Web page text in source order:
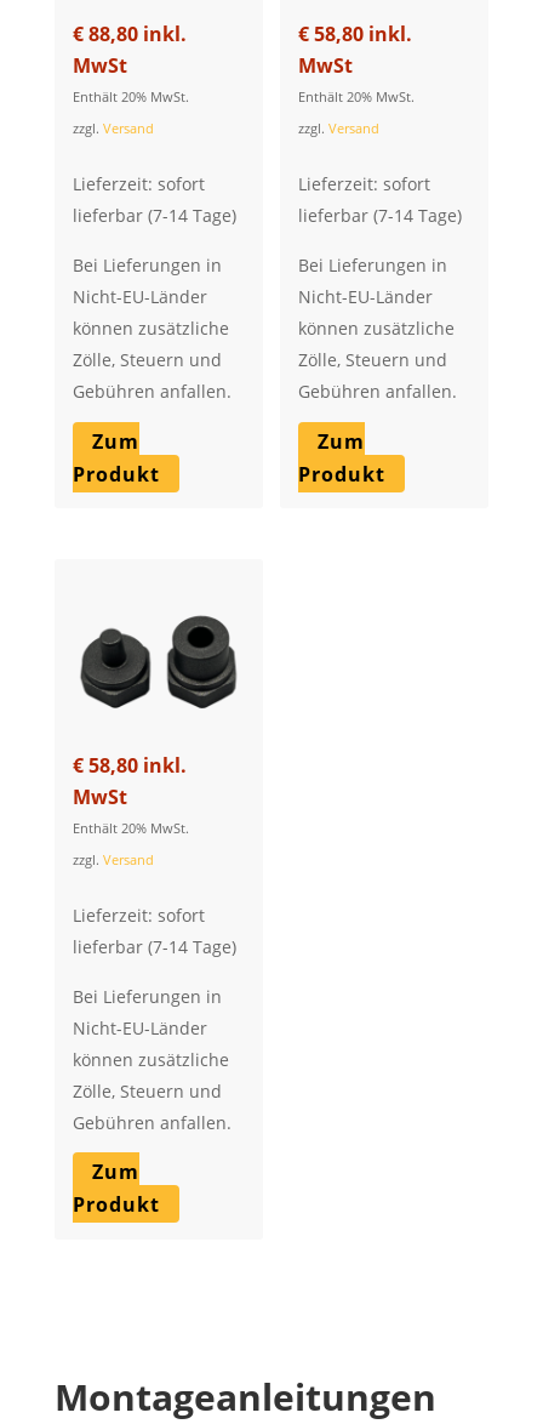
€88,80 inkl.
MwSt
Enthält 20% MwSt.
zzgl. Versand
Lieferzeit: sofort
lieferbar (7-14 Tage)
Bei Lieferungen in
Nicht-EU-Länder
können zusätzliche
Zölle, Steuern und
Gebühren anfallen.
Zum
Produkt
€58,80 inkl.
MwSt
Enthält 20% MwSt.
zzgl.Versand
Lieferzeit: sofort
lieferbar (7-14 Tage)
Bei Lieferungen in
Nicht-EU-Länder
können zusätzliche
Zölle, Steuern und
Gebühren anfallen.
Zum
Produkt
€58,80 inkl.
MwSt
Enthält 20% MwSt.
zzgl. Versand
Lieferzeit: sofort
lieferbar (7-14 Tage)
Bei Lieferungen in
Nicht-EU-Länder
können zusätzliche
Zölle, Steuern und
Gebühren anfallen.
Zum
Produkt
Montageanleitungen